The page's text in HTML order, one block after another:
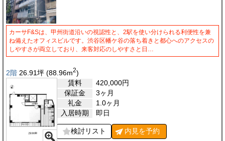
カーサF&Sは、甲州街道沿いの視認性と、2駅を使い分けられる利便性を兼
ね備えたオフィスビルです。渋谷区幡ケ谷の落ち着きと都心へのアクセスの
しやすさが両立しており、来客対応のしやすさと日…
2階 26.91坪 (88.96m2)
賃料
420,000円
保証金
3ヶ月
礼金
1.0ヶ月
入居時期
即日
検討リスト 内見を予約